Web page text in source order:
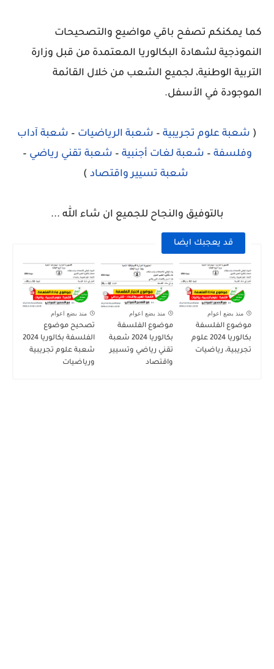
كما يمكنكم تصفح باقي مواضيع والتصحيحات
النموذجية لشهادة البكالوريا المعتمدة من قبل وزارة
التربية الوطنية، لجميع الشعب من خلال القائمة
الموجودة في الأسفل.
( شعبة علوم تجريبية – شعبة الرياضيات – شعبة آداب
وفلسفة – شعبة لغات أجنبية – شعبة تقني رياضي –
شعبة تسيير واقتصاد )
بالتوفيق والنجاح للجميع ان شاء الله ...
قد يعجبك ايضا
منذ بضع اعوام
موضوع الفلسفة
بكالوريا 2024 علوم
تجريبية، رياضيات
منذ بضع اعوام
موضوع الفلسفة
بكالوريا 2024 شعبة
تقني رياضي وتسيير
واقتصاد
منذ بضع اعوام
تصحيح موضوع
الفلسفة بكالوريا 2024
شعبة علوم تجريبية
ورياضيات